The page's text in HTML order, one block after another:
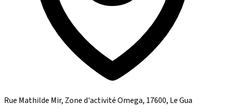
Rue Mathilde Mir, Zone d'activité Omega, 17600, Le Gua